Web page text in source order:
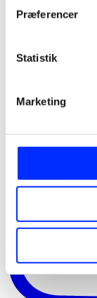
Præferencer
Statistik
Marketing